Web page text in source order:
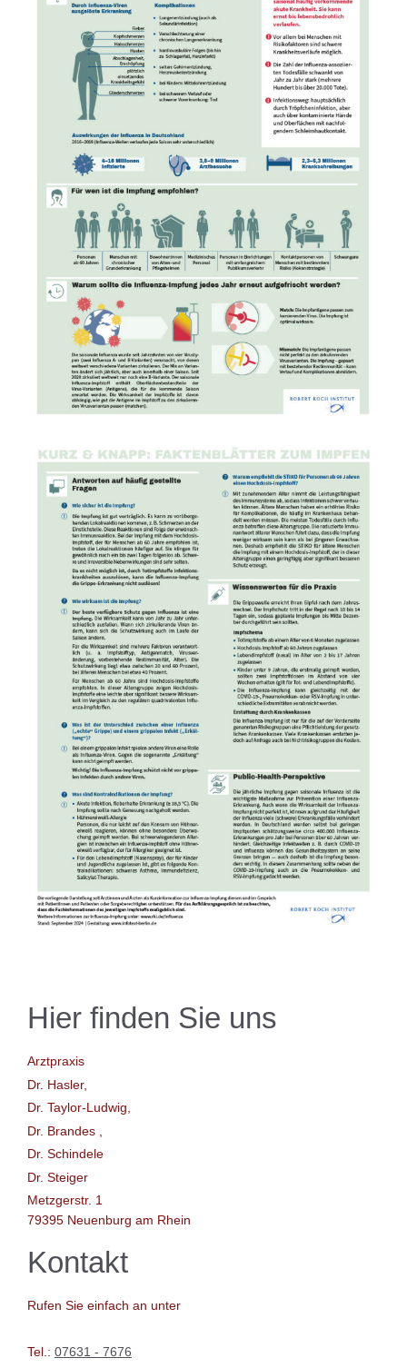
Hier finden Sie uns
Arztpraxis
Dr. Hasler,
Dr. Taylor-Ludwig,
Dr. Brandes ,
Dr. Schindele
Dr. Steiger
Metzgerstr. 1
79395 Neuenburg am Rhein
Kontakt
Rufen Sie einfach an unter
Tel.: 07631 - 7676